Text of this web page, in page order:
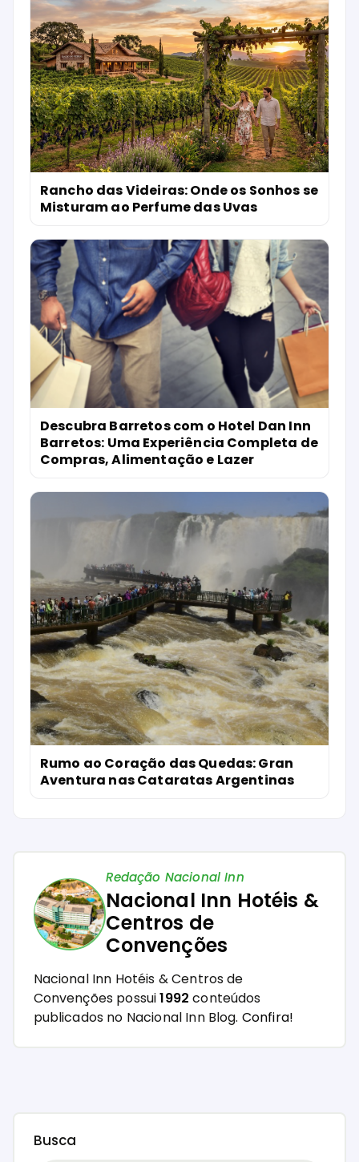
Rancho das Videiras: Onde os Sonhos se
Misturam ao Perfume das Uvas
Descubra Barretos com o Hotel Dan Inn
Barretos: Uma Experiência Completa de
Compras, Alimentação e Lazer
Rumo ao Coração das Quedas: Gran
Aventura nas Cataratas Argentinas
Redação Nacional Inn
Nacional Inn Hotéis &
Centros de
Convenções
Nacional Inn Hotéis & Centros de
Convenções possui1992 conteúdos
publicados no Nacional Inn Blog. Confira!
Busca